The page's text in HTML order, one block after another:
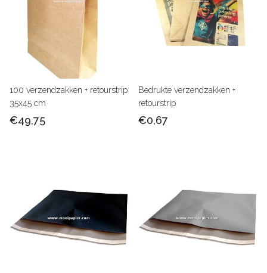
100 verzendzakken + retourstrip
35x45 cm
€49,75
Bedrukte verzendzakken +
retourstrip
€0,67